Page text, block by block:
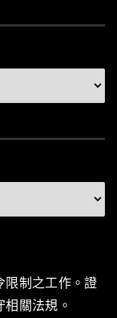
限制之工作。證
關法規。